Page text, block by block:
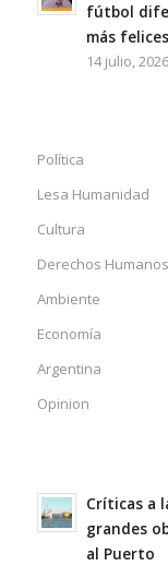
fútbol
más
14 julio,
Política
Lesa Humanidad
Cultura
Derechos Humanos
Ambiente
Economía
Argentina
Opinion
Críticas a
grandes
al Puerto